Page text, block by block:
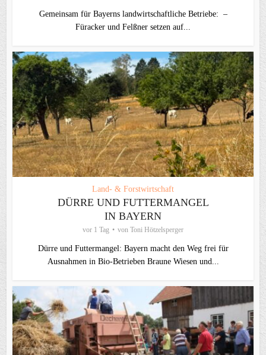
Gemeinsam für Bayerns landwirtschaftliche Betriebe: –
Füracker und Felßner setzen auf...
Land- & Forstwirtschaft
DÜRRE UND FUTTERMANGEL
IN BAYERN
vor 1 Tag von Toni Hötzelsperger
Dürre und Futtermangel: Bayern macht den Weg frei für
Ausnahmen in Bio-Betrieben Braune Wiesen und...